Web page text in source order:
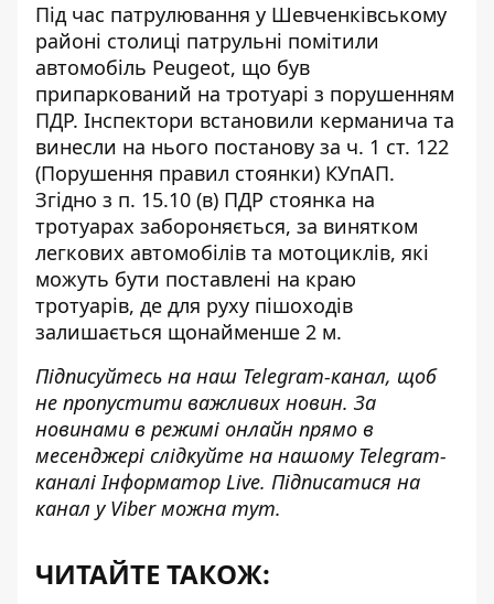
Під час патрулювання у Шевченківському
районі столиці патрульні помітили
автомобіль Peugeot, що був
припаркований на тротуарі з порушенням
ПДР. Інспектори встановили керманича та
винесли на нього постанову за ч. 1 ст. 122
(Порушення правил стоянки) КУпАП.
Згідно з п. 15.10 (в) ПДР стоянка на
тротуарах забороняється, за винятком
легкових автомобілів та мотоциклів, які
можуть бути поставлені на краю
тротуарів, де для руху пішоходів
залишається щонайменше 2 м.
Підписуйтесь на наш Telegram-канал, щоб
не пропустити важливих новин. За
новинами в режимі онлайн прямо в
месенджері слідкуйте на нашому Telegram-
каналіІнформатор Live. Підписатися на
канал у Viber можна тут.
ЧИТАЙТЕ ТАКОЖ: